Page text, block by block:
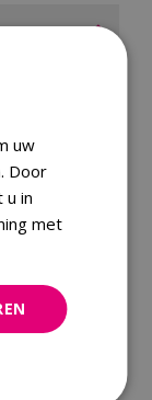
uw
Door
in
met